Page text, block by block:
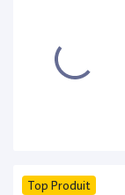
Top Produit